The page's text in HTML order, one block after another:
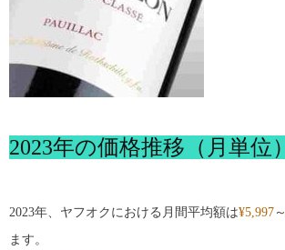
2023年の価格推移（月単位）
2023年、ヤフオクにおける月間平均額は¥5,997～
ます。